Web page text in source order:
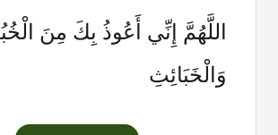
اللَّهُمَّ إِنِّي أَعُوذُ بِكَ مِنَ
وَالْخَبَائِثِ